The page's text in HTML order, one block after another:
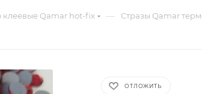
клеевые Qamar hot-fix — Стразы Qamar
ОТЛОЖИТЬ